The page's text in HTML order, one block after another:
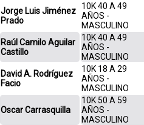
Jorge Luis Jiménez
Prado
10K 40 A 49
AÑOS -
MASCULINO
Raúl Camilo Aguilar
Castillo
10K 40 A 49
AÑOS -
MASCULINO
David A. Rodríguez
Facio
10K 18 A 29
AÑOS -
MASCULINO
Oscar Carrasquilla
10K 50 A 59
AÑOS -
MASCULINO